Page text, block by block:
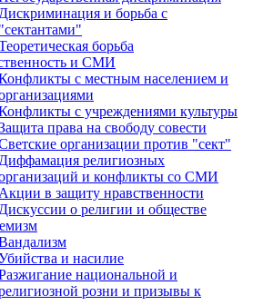
и борьба с
"сектантами"
борьба
и СМИ
с местным населением и
с учреждениями культуры
права на свободу совести
организации против "сект"
религиозных
и конфликты со СМИ
в защиту нравственности
о религии и обществе
и насилие
национальной и
розни и призывы к